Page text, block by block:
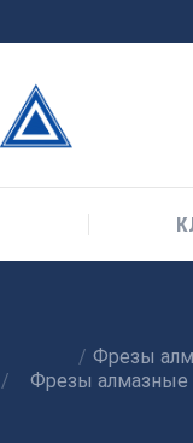
Фрезы
Фрезы алмазные